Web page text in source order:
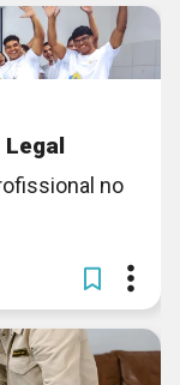
Legal
no